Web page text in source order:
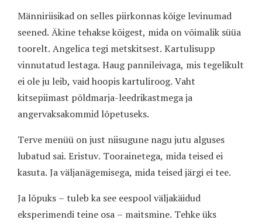
Männiriisikad on selles piirkonnas kõige levinumad
seened. Äkine tehakse kõigest, mida on võimalik süüa
toorelt. Angelica tegi metskitsest. Kartulisupp
vinnutatud lestaga. Haug pannileivaga, mis tegelikult
ei ole ju leib, vaid hoopis kartuliroog. Vaht
kitsepiimast põldmarja-leedrikastmega ja
angervaksakommid lõpetuseks.
Terve menüü on just niisugune nagu jutu alguses
lubatud sai. Eristuv. Toorainetega, mida teised ei
kasuta. Ja väljanägemisega, mida teised järgi ei tee.
Ja lõpuks – tuleb ka see eespool väljakäidud
eksperimendi teine osa – maitsmine. Tehke üks